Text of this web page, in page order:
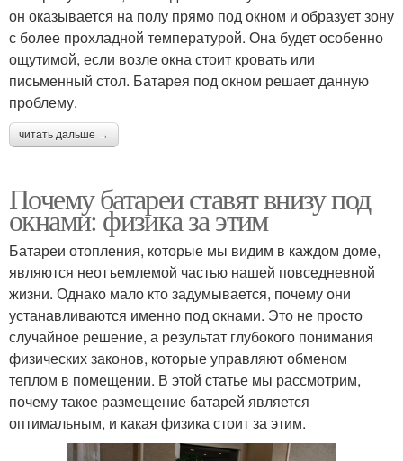
он оказывается на полу прямо под окном и образует зону
с более прохладной температурой. Она будет особенно
ощутимой, если возле окна стоит кровать или
письменный стол. Батарея под окном решает данную
проблему.
читать дальше →
Почему батареи ставят внизу под
окнами: физика за этим
Батареи отопления, которые мы видим в каждом доме,
являются неотъемлемой частью нашей повседневной
жизни. Однако мало кто задумывается, почему они
устанавливаются именно под окнами. Это не просто
случайное решение, а результат глубокого понимания
физических законов, которые управляют обменом
теплом в помещении. В этой статье мы рассмотрим,
почему такое размещение батарей является
оптимальным, и какая физика стоит за этим.